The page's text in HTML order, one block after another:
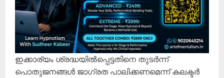
ഇക്കാര്യം ശ്രദ്ധയിൽപ്പെട്ടതിനെ തുടർന്ന്
പൊതുജനങ്ങൾ ജാഗ്രത പാലിക്കണമെന്ന് കലക്ടർ